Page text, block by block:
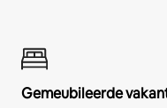
Gemeubileerde